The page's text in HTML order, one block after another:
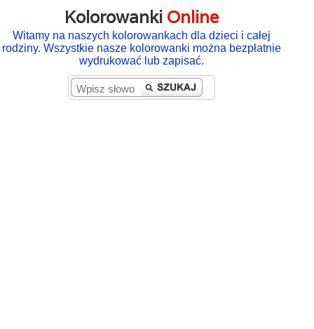
Kolorowanki Online
Witamy na naszych kolorowankach dla dzieci i całej
rodziny. Wszystkie nasze kolorowanki można bezpłatnie
wydrukować lub zapisać.